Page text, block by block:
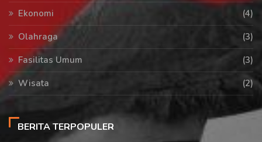
Ekonomi
(4)
Olahraga
(3)
Fasilitas Umum
(3)
Wisata
(2)
BERITA TERPOPULER